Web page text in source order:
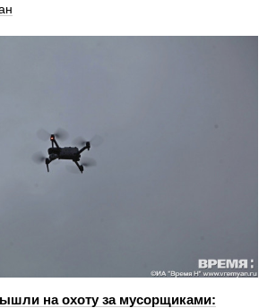
на охоту за мусорщиками: